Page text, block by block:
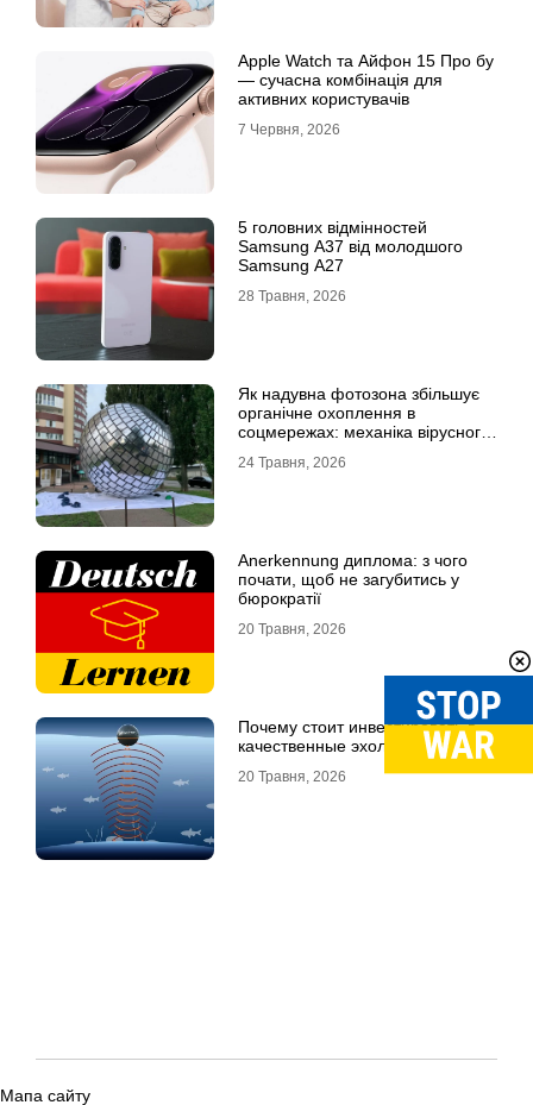
Apple Watch та Айфон 15 Про бу
— сучасна комбінація для
активних користувачів
7 Червня, 2026
5 головних відмінностей
Samsung A37 від молодшого
Samsung A27
28 Травня, 2026
Як надувна фотозона збільшує
органічне охоплення в
соцмережах: механіка вірусного
24 Травня, 2026
Anerkennung диплома: з чого
почати, щоб не загубитись у
бюрократії
20 Травня, 2026
Почему стоит инвестировать в
качественные эхолоты
20 Травня, 2026
Мапа сайту